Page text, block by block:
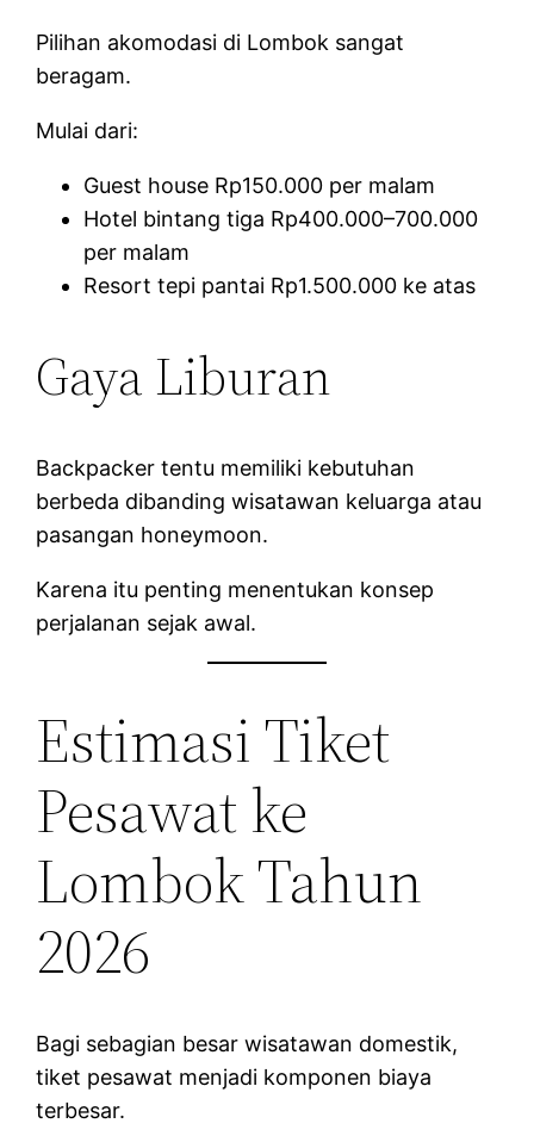
Pilihan akomodasi di Lombok sangat
beragam.
Mulai dari:
Guest house Rp150.000 per malam
Hotel bintang tiga Rp400.000–700.000
per malam
Resort tepi pantai Rp1.500.000 ke atas
Gaya Liburan
Backpacker tentu memiliki kebutuhan
berbeda dibanding wisatawan keluarga atau
pasangan honeymoon.
Karena itu penting menentukan konsep
perjalanan sejak awal.
Estimasi Tiket
Pesawat ke
Lombok Tahun
2026
Bagi sebagian besar wisatawan domestik,
tiket pesawat menjadi komponen biaya
terbesar.